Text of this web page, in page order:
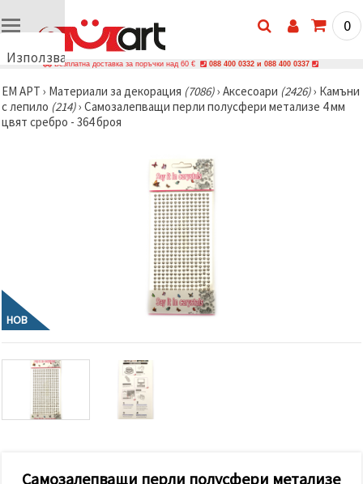
Използваме
🍪
Използваме
бисквитки
да
анализираме
трафика и
да
показваме
релевантно
съдържание
и реклами,
включително
с помощта
0
Безплатна доставка за поръчки над 60 € 088 400 0332 и 088 400 0337
ЕМ АРТ › Материали за декорация (7086)› Аксесоари (2426)› Камъни
с лепило (214)› Самозалепващи перли полусфери метализе 4 мм
цвят сребро - 364 броя
НОВ
Самозалепващи перли полусфери метализе